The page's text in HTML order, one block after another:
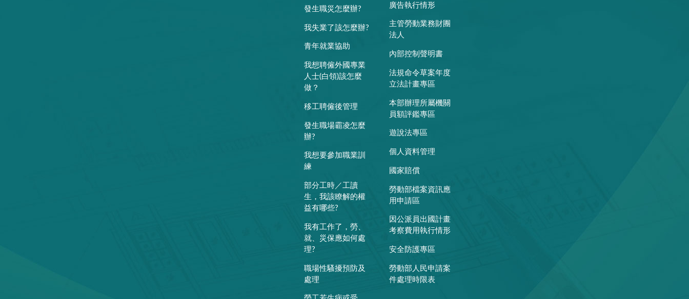
發生職災怎麼辦?
我失業了該怎麼辦?
青年就業協助
我想聘僱外國專業
人士(白領)該怎麼
做？
移工聘僱後管理
發生職場霸凌怎麼
辦?
我想要參加職業訓
練
部分工時／工讀
生，我該瞭解的權
益有哪些?
我有工作了，勞、
就、災保應如何處
理?
職場性騷擾預防及
處理
廣告執行情形
主管勞動業務財團
法人
內部控制聲明書
法規命令草案年度
立法計畫專區
本部辦理所屬機關
員額評鑑專區
遊說法專區
個人資料管理
國家賠償
勞動部檔案資訊應
用申請區
因公派員出國計畫
考察費用執行情形
安全防護專區
勞動部人民申請案
件處理時限表